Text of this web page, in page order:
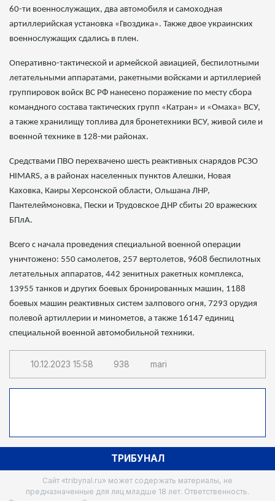
60-ти военнослужащих, два автомобиля и самоходная
артиллерийская установка «Гвоздика». Также двое украинских
военнослужащих сдались в плен.
Оперативно-тактической и армейской авиацией, беспилотными
летательными аппаратами, ракетными войсками и артиллерией
группировок войск ВС РФ нанесено поражение по месту сбора
командного состава тактических групп «Катран» и «Омаха» ВСУ,
а также хранилищу топлива для бронетехники ВСУ, живой силе и
военной технике в 128-ми районах.
Средствами ПВО перехвачено шесть реактивных снарядов РСЗО
HIMARS, а в районах населенных пунктов Алешки, Новая
Каховка, Каиры Херсонской области, Ольшана ЛНР,
Пантелеймоновка, Пески и Трудовское ДНР сбиты 20 вражеских
БПлА.
Всего с начала проведения специальной военной операции
уничтожено: 550 самолетов, 257 вертолетов, 9608 беспилотных
летательных аппаратов, 442 зенитных ракетных комплекса,
13955 танков и других боевых бронированных машин, 1188
боевых машин реактивных систем залпового огня, 7293 орудия
полевой артиллерии и минометов, а также 16147 единиц
специальной военной автомобильной техники.
10.12.2023 15:58 938 mari
ТРИБУНАЛ
Сайт «tribynal.ru» может содержать материалы, не
предназначенные для лиц младше 18 лет. Ответственность.